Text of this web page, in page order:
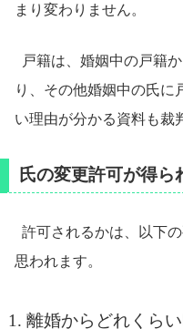
まり変わりません。
戸籍は、婚姻中の戸籍
り、その他婚姻中の氏に
い理由が分かる資料も裁
氏の変更許可が得ら
許可されるかは、以下
思われます。
離婚からどれくら